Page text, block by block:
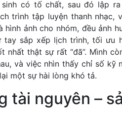
có tố chất, sau đó lập
trình tập luyện thanh nhạc,
hình ảnh cho nhóm, đều ảnh
tay sắp xếp lịch trình, tối ưu
nhất thật sự rất “đã”. Mình
và việc nhìn thấy chỉ số
một sự hài lòng khó tả.
tài nguyên –